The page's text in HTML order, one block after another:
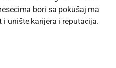
bori sa pokušajima
unište karijera i reputacija.